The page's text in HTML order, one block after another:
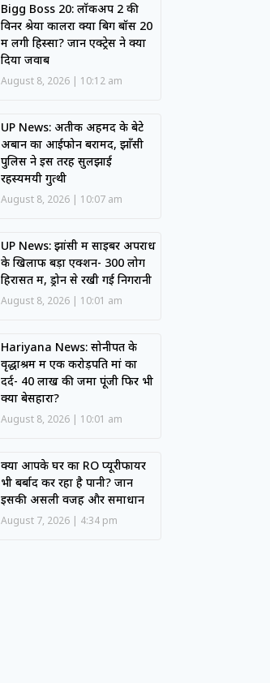
Bigg Boss 20: लॉकअप 2 की
विनर श्रेया कालरा क्या बिग बॉस 20
में लेंगी हिस्सा? जानें एक्ट्रेस ने क्या
दिया जवाब
August 8, 2026 10:12 am
UP News: अतीक अहमद के बेटे
अबान का आईफोन बरामद, झाँसी
पुलिस ने इस तरह सुलझाई
रहस्यमयी गुत्थी
August 8, 2026 10:07 am
UP News: झांसी में साइबर अपराध
के खिलाफ बड़ा एक्शन- 300 लोग
हिरासत में, ड्रोन से रखी गई निगरानी
August 8, 2026 10:01 am
Hariyana News: सोनीपत के
वृद्धाश्रम में एक करोड़पति मां का
दर्द- 40 लाख की जमा पूंजी फिर भी
क्यों बेसहारा?
August 8, 2026 10:01 am
क्या आपके घर का RO प्यूरीफायर
भी बर्बाद कर रहा है पानी? जानें
इसकी असली वजह और समाधान
August 7, 2026 4:34 pm